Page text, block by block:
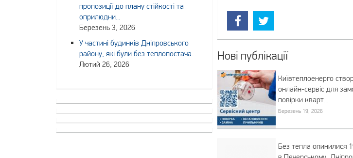
Нові публікації
Київтеплоенерго
онлайн-сервіс для
повірки кварт...
Березень 19, 2026
Без тепла опинилися
пропозиції до плану стійкості та
оприлюдни...
Березень 3, 2026
У частині будинків Дніпровського
району, які були без теплопостача...
Лютий 26, 2026